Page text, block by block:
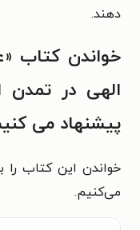
دهند.
خواندن کتاب
الهی در تمدن
پیشنهاد می‌
خواندن این کتاب را
می‌کنیم.